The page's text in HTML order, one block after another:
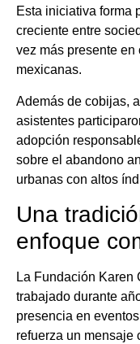
Esta iniciativa forma
creciente entre
vez más presente
mexicanas.
Además de cobijas,
asistentes
adopción
sobre el abandono
urbanas con altos
Una
enfoque
La Fundación Karen
trabajado durante
presencia en
refuerza un mensaje